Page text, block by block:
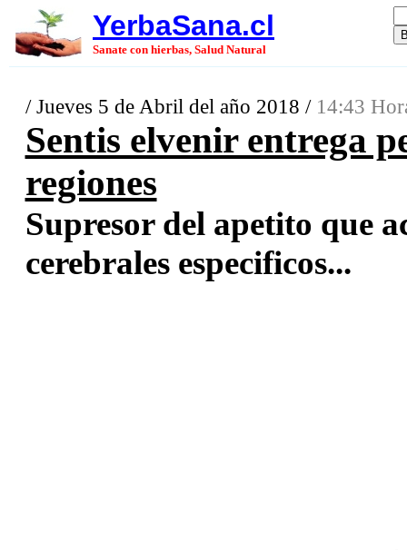
YerbaSana.cl
Sanate con hierbas, Salud Natural
/ Jueves 5 de Abril del año 2018 / 14:43
Sentis elvenir entrega
regiones
Supresor del apetito que
cerebrales especificos...